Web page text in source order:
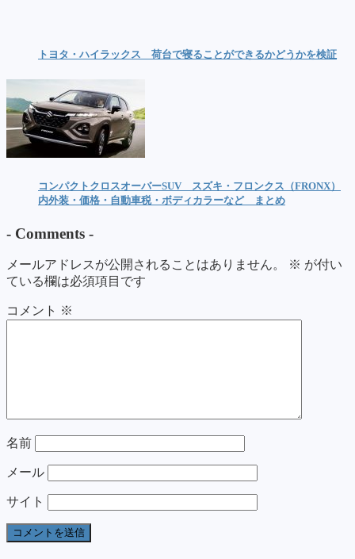
トヨタ・ハイラックス 荷台で寝ることができるかどうかを検証
コンパクトクロスオーバーSUV スズキ・フロンクス（FRONX）
内外装・価格・自動車税・ボディカラーなど まとめ
- Comments -
メールアドレスが公開されることはありません。 ※ が付い
ている欄は必須項目です
コメント ※
名前
メール
サイト